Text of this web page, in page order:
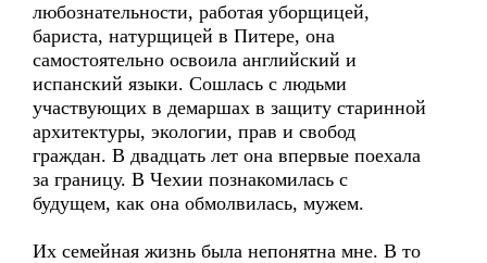
любознательности, работая уборщицей,
бариста, натурщицей в Питере, она
самостоятельно освоила английский и
испанский языки. Сошлась с людьми
участвующих в демаршах в защиту старинной
архитектуры, экологии, прав и свобод
граждан. В двадцать лет она впервые поехала
за границу. В Чехии познакомилась с
будущем, как она обмолвилась, мужем.
Их семейная жизнь была непонятна мне. В то